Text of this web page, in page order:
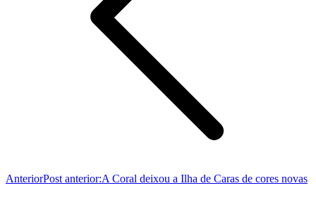
AnteriorPost anterior:A Coral deixou a Ilha de Caras de cores novas